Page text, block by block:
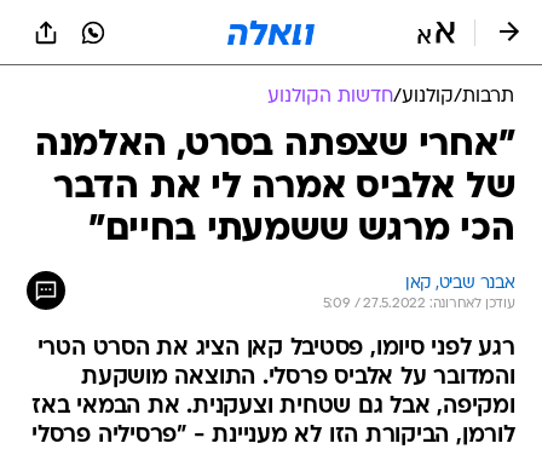
תרבות/קולנוע/חדשות הקולנוע
"אחרי שצפתה בסרט, האלמנה
של אלביס אמרה לי את הדבר
הכי מרגש ששמעתי בחיים"
אבנר שביט, קאן
עודכן לאחרונה: 27.5.2022 / 5:09
רגע לפני סיומו, פסטיבל קאן הציג את הסרט הטרי
והמדובר על אלביס פרסלי. התוצאה מושקעת
ומקיפה, אבל גם שטחית וצעקנית. את הבמאי באז
לורמן, הביקורת הזו לא מעניינת - "פרסיליה פרסלי